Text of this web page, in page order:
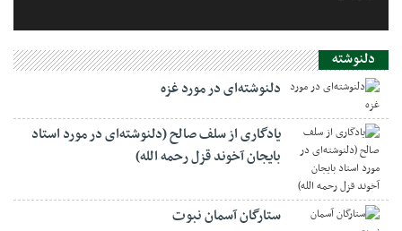
دلنوشته
دلنوشته‌ای در مورد غزه
یادگاری از سلف صالح (دلنوشته‌ای در مورد استاد
بایجان آخوند قزل رحمه الله)
ستارگان آسمان نبوت